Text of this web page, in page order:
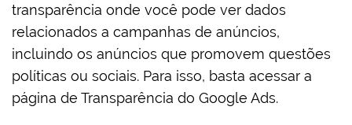
transparência onde você pode ver dados
relacionados a campanhas de anúncios,
incluindo os anúncios que promovem questões
políticas ou sociais. Para isso, basta acessar a
página de Transparência do Google Ads.